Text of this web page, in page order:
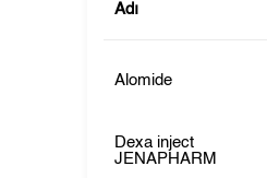
Adı
Alomide
Dexa inject
JENAPHARM